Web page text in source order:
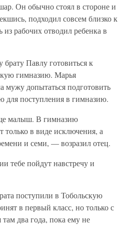
Он обычно стоял в стороне и
подходил совсем близко к
из рабочих отводил ребенка в
Павлу готовиться к
гимназию. Марья
мужу допытаться подготовить
поступления в гимназию.
малыш. В гимназию
в виде исключения, а
и семи, — возразил отец.
тебе пойдут навстречу и
поступили в Тобольскую
в первый класс, но только с
там два года, пока ему не